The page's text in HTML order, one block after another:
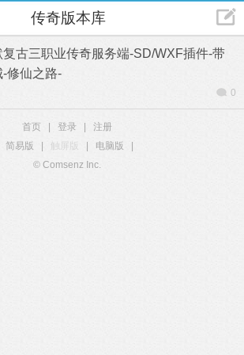
传奇版本库
古三职业传奇服务端-SD/WXF插件-带
修仙之路-
0
首页 登录
注册
简易版
触屏版 电脑版
© Comsenz Inc.